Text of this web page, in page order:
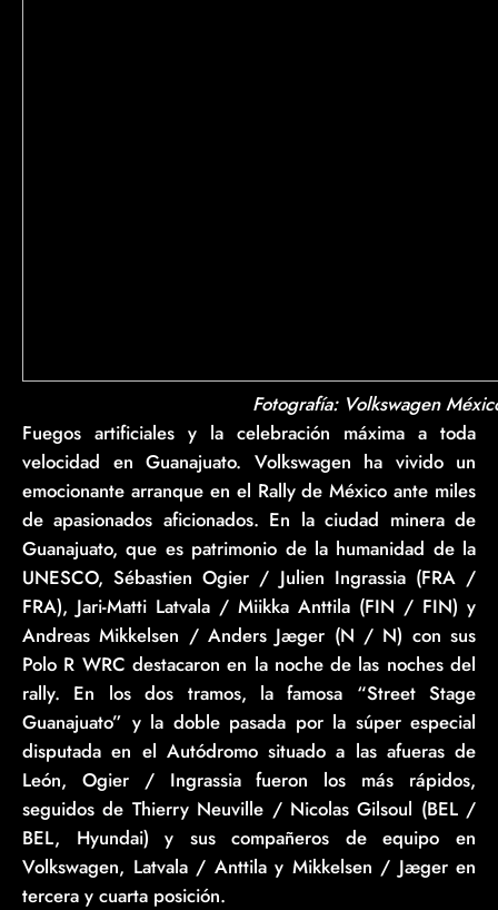
Fotografía: Volkswagen
Fuegos artificiales y la celebración máxima a toda
velocidad en Guanajuato. Volkswagen ha vivido un
emocionante arranque en el Rally de México ante miles
de apasionados aficionados. En la ciudad minera de
Guanajuato, que es patrimonio de la humanidad de la
UNESCO, Sébastien Ogier / Julien Ingrassia (FRA /
FRA), Jari-Matti Latvala / Miikka Anttila (FIN / FIN) y
Andreas Mikkelsen / Anders Jæger (N / N) con sus
Polo R WRC destacaron en la noche de las noches del
rally. En los dos tramos, la famosa “Street Stage
Guanajuato” y la doble pasada por la súper especial
disputada en el Autódromo situado a las afueras de
León, Ogier / Ingrassia fueron los más rápidos,
seguidos de Thierry Neuville / Nicolas Gilsoul (BEL /
BEL, Hyundai) y sus compañeros de equipo en
Volkswagen, Latvala / Anttila y Mikkelsen / Jæger en
tercera y cuarta posición.